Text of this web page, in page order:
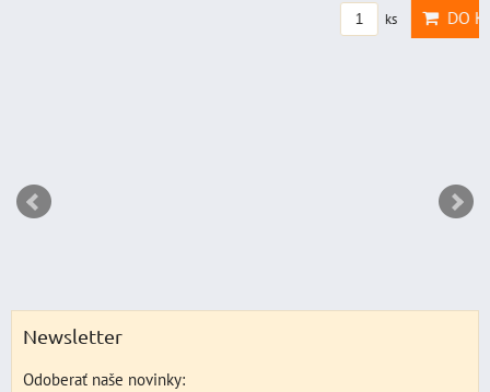
ks DO
Newsletter
Odoberať naše novinky: